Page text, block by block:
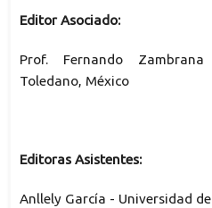
Editor Asociado:
Prof. Fernando
Toledano, México
Editoras Asistentes:
Anllely García - Universidad